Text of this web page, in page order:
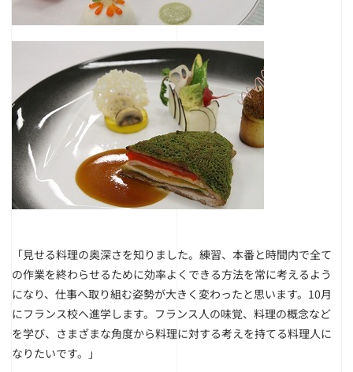
「見せる料理の奥深さを知りました。練習、本番と時間内で全て
の作業を終わらせるために効率よくできる方法を常に考えるよう
になり、仕事へ取り組む姿勢が大きく変わったと思います。10月
にフランス校へ進学します。フランス人の味覚、料理の概念など
を学び、さまざまな角度から料理に対する考えを持てる料理人に
なりたいです。」